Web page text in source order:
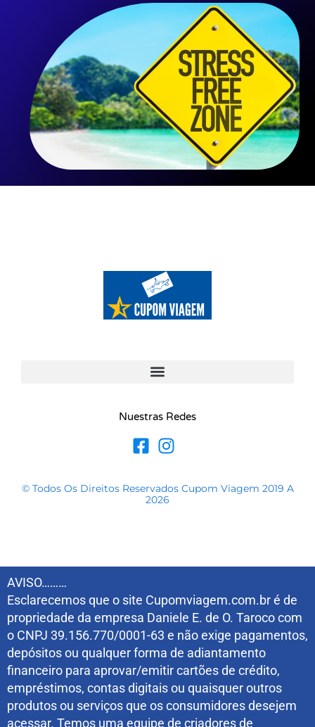
Nuestras Redes
© Todos Os Direitos Reservados Cupom Viagem 2019 A
2026
AVISO………
Esclarecemos que o site Cupomviagem.com.br é de
propriedade da empresa Daniele E. de O. Taroco com
o CNPJ 39.156.770/0001-63 e não exige pagamentos,
depósitos ou qualquer forma de adiantamento
financeiro para aprovar/emitir cartões de crédito,
empréstimos, contas digitais ou quaisquer outros
produtos ou serviços que os consumidores desejem
acessar. Temos uma equipe de criadores de